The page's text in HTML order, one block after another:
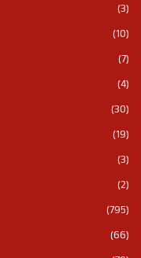
(3)
(10)
(7)
(4)
(30)
(19)
(3)
(2)
(795)
(66)